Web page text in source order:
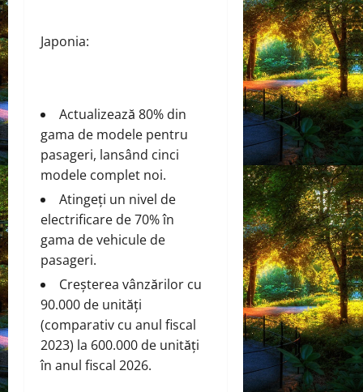
Japonia:
Actualizează 80% din
gama de modele pentru
pasageri, lansând cinci
modele complet noi.
Atingeți un nivel de
electrificare de 70% în
gama de vehicule de
pasageri.
Creșterea vânzărilor cu
90.000 de unități
(comparativ cu anul fiscal
2023) la 600.000 de unități
în anul fiscal 2026.